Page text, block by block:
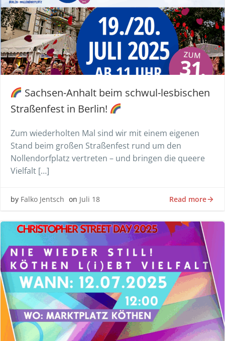
Sachsen-Anhalt beim schwul-lesbischen
Straßenfest in Berlin!
Zum wiederholten Mal sind wir mit einem eigenen
Stand beim großen Straßenfest rund um den
Nollendorfplatz vertreten – und bringen die queere
Vielfalt […]
by Falko Jentsch on Juli 18 Read more